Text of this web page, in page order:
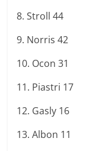
8. Stroll 44
9. Norris 42
10. Ocon 31
11. Piastri 17
12. Gasly 16
13. Albon 11